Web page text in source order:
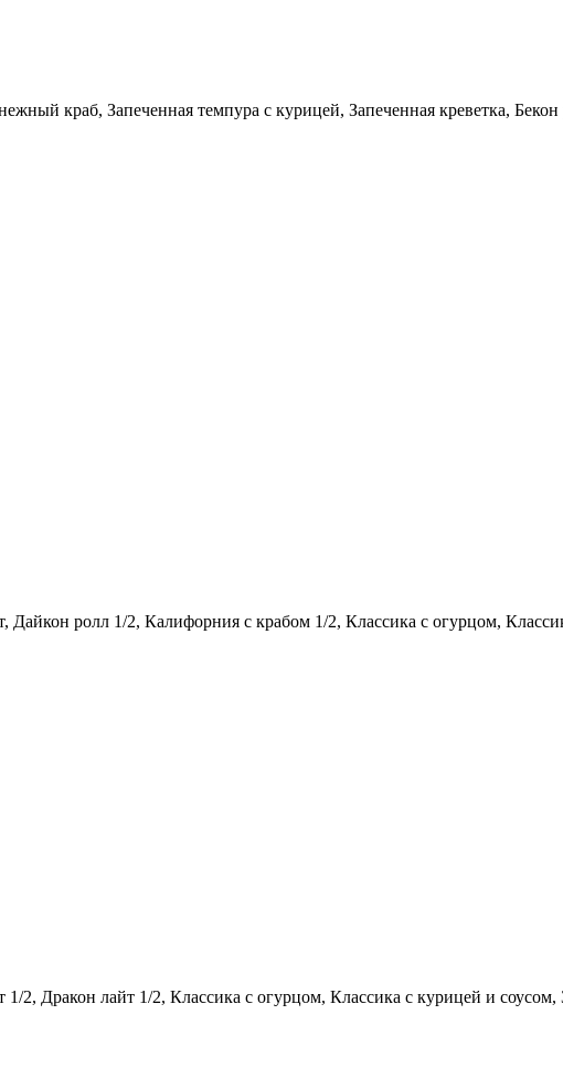
краб, Запеченная темпура с курицей, Запеченная креветка,
ролл 1/2, Калифорния с крабом 1/2, Классика с огурцом,
Дракон лайт 1/2, Классика с огурцом, Классика с курицей и соусом,